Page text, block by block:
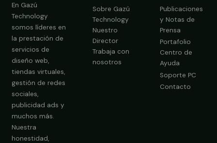
En Gazú
Technology
somos líderes en
la prestación de
servicios de
diseño web,
tiendas virtuales,
gestión de redes
sociales,
publicidad ads y
muchos más.
Nuestra
honestidad,
Sobre Gazú
Technology
Nuestro
Director
Trabaja con
nosotros
Publicaciones
y Notas de
Prensa
Portafolio
Centro de
Ayuda
Soporte PC
Contacto